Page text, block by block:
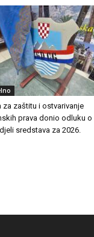
za zaštitu i ostvarivanje
prava donio odluku o
sredstava za 2026.